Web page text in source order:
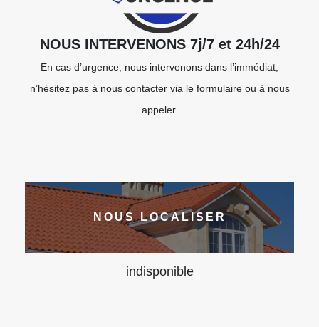
NOUS INTERVENONS 7j/7 et 24h/24
En cas d’urgence, nous intervenons dans l’immédiat,
n’hésitez pas à nous contacter via le formulaire ou à nous
appeler.
NOUS LOCALISER
indisponible